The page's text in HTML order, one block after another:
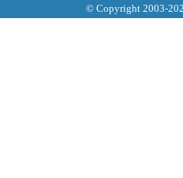
© Copyright 2003-